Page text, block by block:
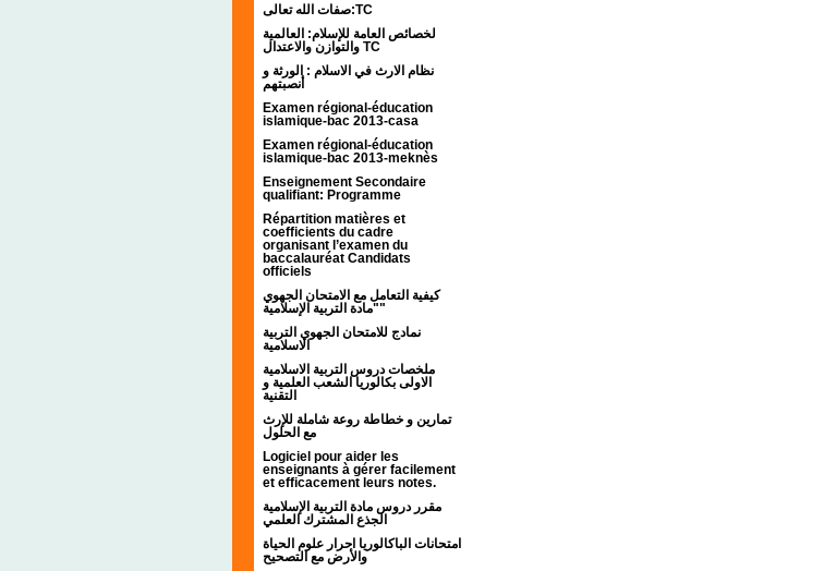
صفات الله تعالى:TC
لخصائص العامة للإسلام: العالمية
والتوازن والاعتدال TC
نظام الارث في الاسلام : الورثة و
أنصبتهم
Examen régional-éducation
islamique-bac 2013-casa
Examen régional-éducation
islamique-bac 2013-meknès
Enseignement Secondaire
qualifiant: Programme
Répartition matières et
coefficients du cadre
organisant l’examen du
baccalauréat Candidats
officiels
كيفية التعامل مع الامتحان الجهوي
"مادة التربية الإسلامية"
نمادج للامتحان الجهوي التربية
الاسلامية
ملخصات دروس التربية الاسلامية
الاولى بكالوريا الشعب العلمية و
التقنية
تمارين و خطاطة روعة شاملة للإرث
مع الحلول
Logiciel pour aider les
enseignants à gérer facilement
et efficacement leurs notes.
مقرر دروس مادة التربية الإسلامية
الجذع المشترك العلمي
امتحانات الباكالوريا احرار علوم الحياة
والأرض مع التصحيح